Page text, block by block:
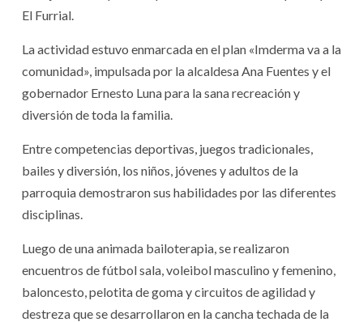
El Furrial.
La actividad estuvo enmarcada en el plan «Imderma va a la
comunidad», impulsada por la alcaldesa Ana Fuentes y el
gobernador Ernesto Luna para la sana recreación y
diversión de toda la familia.
Entre competencias deportivas, juegos tradicionales,
bailes y diversión, los niños, jóvenes y adultos de la
parroquia demostraron sus habilidades por las diferentes
disciplinas.
Luego de una animada bailoterapia, se realizaron
encuentros de fútbol sala, voleibol masculino y femenino,
baloncesto, pelotita de goma y circuitos de agilidad y
destreza que se desarrollaron en la cancha techada de la